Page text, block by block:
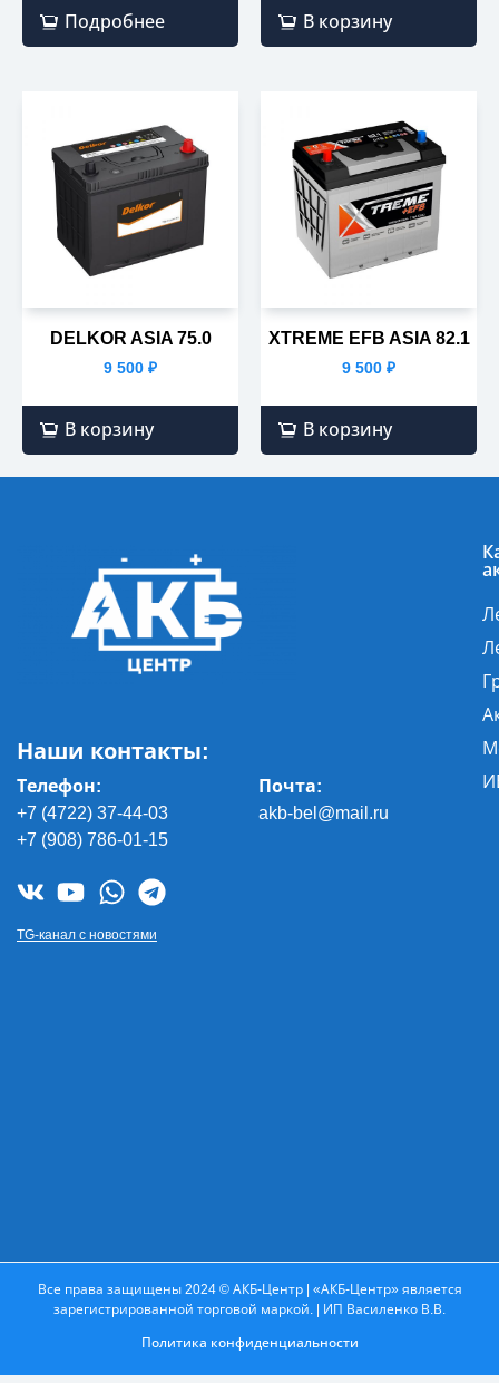
Подробнее В корзину
DELKOR ASIA 75.0
9 500 ₽
В корзину
XTREME EFB ASIA 82.1
9 500 ₽
В корзину
Наши контакты:
Телефон:
+7 (4722) 37-44-03
+7 (908) 786-01-15
Почта:
akb-bel@mail.ru
TG-канал с новостями
Все права защищены 2024 © АКБ-Центр | «АКБ-Центр» является
зарегистрированной торговой маркой. | ИП Василенко В.В.
Политика конфиденциальности